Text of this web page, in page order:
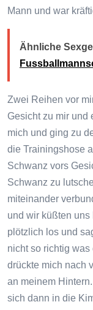
Mann und war
Ähnliche
Zwei Reihen vor
Gesicht zu mir und
mich und ging zu
die Trainingshose
Schwanz vors
Schwanz zu
miteinander
und wir küßten
plötzlich los und
nicht so richtig
drückte mich nach
an meinem
sich dann in die